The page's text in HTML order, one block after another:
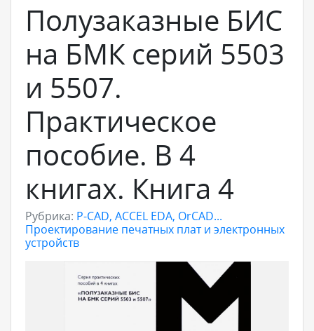
Полузаказные БИС
на БМК серий 5503
и 5507.
Практическое
пособие. В 4
книгах. Книга 4
Рубрика: P-CAD, ACCEL EDA, OrCAD...
Проектирование печатных плат и электронных
устройств